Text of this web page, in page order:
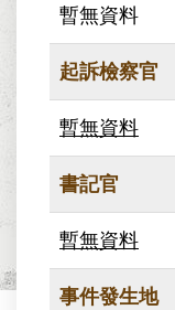
暫無資料
起訴檢察官
暫無資料
書記官
暫無資料
事件發生地